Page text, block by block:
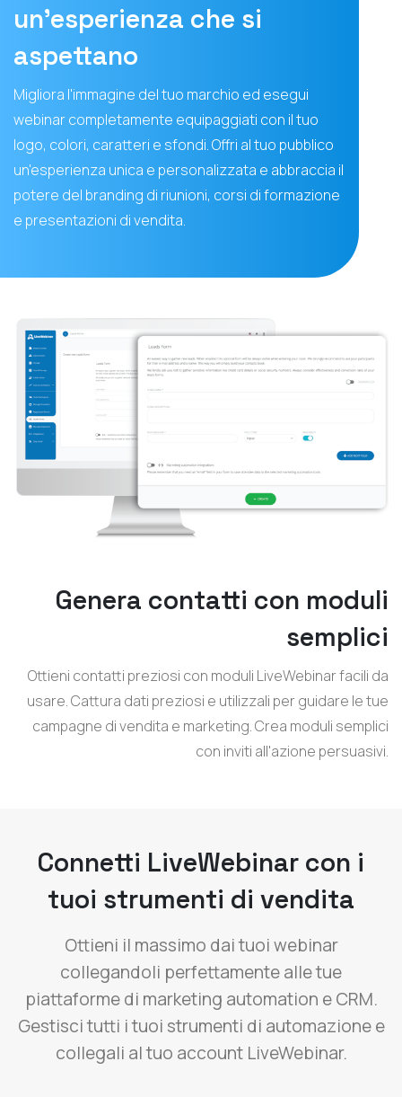
un'esperienza che si
aspettano
Migliora l'immagine del tuo marchio ed esegui
webinar completamente equipaggiati con il tuo
logo, colori, caratteri e sfondi. Offri al tuo pubblico
un'esperienza unica e personalizzata e abbraccia il
potere del branding di riunioni, corsi di formazione
e presentazioni di vendita.
Genera contatti con moduli
semplici
Ottieni contatti preziosi con moduli LiveWebinar facili da
usare. Cattura dati preziosi e utilizzali per guidare le tue
campagne di vendita e marketing. Crea moduli semplici
con inviti all'azione persuasivi.
Connetti LiveWebinar con i
tuoi strumenti di vendita
Ottieni il massimo dai tuoi webinar
collegandoli perfettamente alle tue
piattaforme di marketing automation e CRM.
Gestisci tutti i tuoi strumenti di automazione e
collegali al tuo account LiveWebinar.